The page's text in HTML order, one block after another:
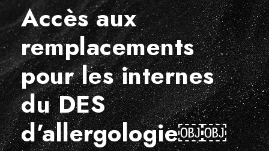
Accès aux
remplacements
pour les internes
du DES
d’allergologie￼￼